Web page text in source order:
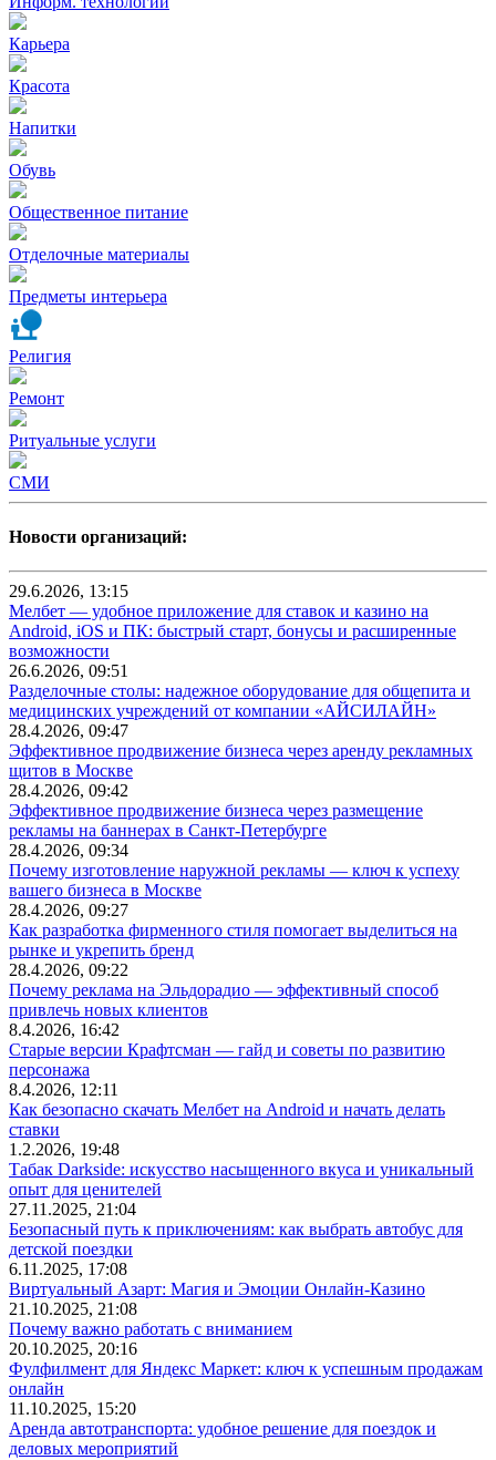
Карьера
Красота
Напитки
Обувь
Общественное питание
Отделочные материалы
Предметы интерьера
Религия
Ремонт
Ритуальные услуги
СМИ
Новости организаций:
29.6.2026, 13:15
Мелбет — удобное приложение для ставок и казино на
Android, iOS и ПК: быстрый старт, бонусы и расширенные
возможности
26.6.2026, 09:51
Разделочные столы: надежное оборудование для общепита и
медицинских учреждений от компании «АЙСИЛАЙН»
28.4.2026, 09:47
Эффективное продвижение бизнеса через аренду рекламных
щитов в Москве
28.4.2026, 09:42
Эффективное продвижение бизнеса через размещение
рекламы на баннерах в Санкт-Петербурге
28.4.2026, 09:34
Почему изготовление наружной рекламы — ключ к успеху
вашего бизнеса в Москве
28.4.2026, 09:27
Как разработка фирменного стиля помогает выделиться на
рынке и укрепить бренд
28.4.2026, 09:22
Почему реклама на Эльдорадио — эффективный способ
привлечь новых клиентов
8.4.2026, 16:42
Старые версии Крафтсман — гайд и советы по развитию
персонажа
8.4.2026, 12:11
Как безопасно скачать Мелбет на Android и начать делать
ставки
1.2.2026, 19:48
Табак Darkside: искусство насыщенного вкуса и уникальный
опыт для ценителей
27.11.2025, 21:04
Безопасный путь к приключениям: как выбрать автобус для
детской поездки
6.11.2025, 17:08
Виртуальный Азарт: Магия и Эмоции Онлайн-Казино
21.10.2025, 21:08
Почему важно работать с вниманием
20.10.2025, 20:16
Фулфилмент для Яндекс Маркет: ключ к успешным продажам
онлайн
11.10.2025, 15:20
Аренда автотранспорта: удобное решение для поездок и
деловых мероприятий